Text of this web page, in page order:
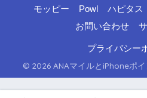
モッピー Powl ハピタス
お問い合わせ
プライバシー
© 2026 ANAマイルとiPhoneポ